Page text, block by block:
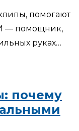
помогают
— помощник,
руках…
почему